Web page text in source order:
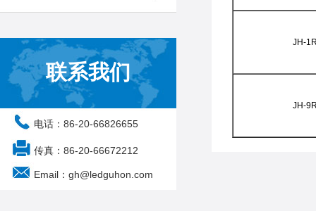
联系我们
电话：86-20-66826655
传真：86-20-66672212
Email：gh@ledguhon.com
JH-
JH-